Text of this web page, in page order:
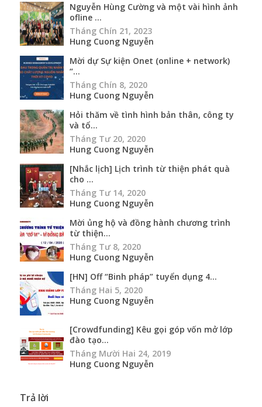
Nguyễn Hùng Cường và một vài hình ảnh
ofline ...
Tháng Chín 21, 2023
Hung Cuong Nguyễn
Mời dự Sự kiện Onet (online + network)
“...
Tháng Chín 8, 2020
Hung Cuong Nguyễn
Hỏi thăm về tình hình bản thân, công ty
và tổ...
Tháng Tư 20, 2020
Hung Cuong Nguyễn
[Nhắc lịch] Lịch trình từ thiện phát quà
cho ...
Tháng Tư 14, 2020
Hung Cuong Nguyễn
Mời ủng hộ và đồng hành chương trình
từ thiện...
Tháng Tư 8, 2020
Hung Cuong Nguyễn
[HN] Off “Binh pháp” tuyển dụng 4...
Tháng Hai 5, 2020
Hung Cuong Nguyễn
[Crowdfunding] Kêu gọi góp vốn mở lớp
đào tạo...
Tháng Mười Hai 24, 2019
Hung Cuong Nguyễn
Trả lời